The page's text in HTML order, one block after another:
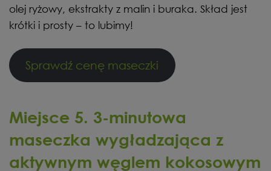
olej ryżowy, ekstrakty z malin i buraka. Skład jest
krótki i prosty – to lubimy!
Sprawdź cenę maseczki
Miejsce 5. 3-minutowa
maseczka wygładzająca z
aktywnym węglem kokosowym